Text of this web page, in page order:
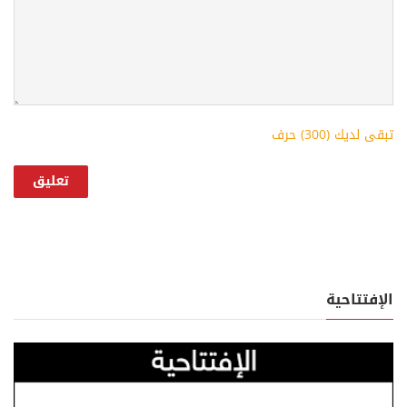
تبقى لديك (300) حرف
الإفتتاحية